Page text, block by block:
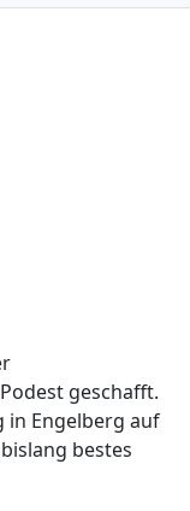
geschafft.
in Engelberg auf
bestes